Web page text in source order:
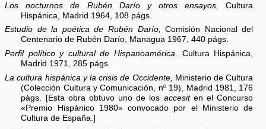
Los nocturnos de Rubén Darío y otros ensayos,
Cultura
Hispánica, Madrid 1964, 108 págs.
Estudio de la poética de Rubén Darío, Comisión Nacional del
Centenario de Rubén Darío, Managua 1967, 440 págs.
Perfil político y cultural de Hispanoamérica, Cultura Hispánica,
Madrid 1971, 285 págs.
La cultura hispánica y la crisis de Occidente, Ministerio de Cultura
(Colección Cultura y Comunicación, nº 19), Madrid 1981, 176
págs. [Esta obra obtuvo uno de los accesiten el Concurso
«Premio Hispánico 1980» convocado por el Ministerio de
Cultura de España.]